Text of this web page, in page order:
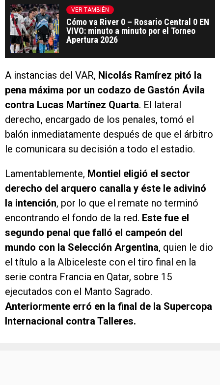
VER TAMBIÉN
Cómo va River 0 – Rosario Central 0 EN
VIVO: minuto a minuto por el Torneo
Apertura 2026
A instancias del VAR, Nicolás Ramírez pitó la
pena máxima por un codazo de Gastón Ávila
contra Lucas Martínez Quarta. El lateral
derecho, encargado de los penales, tomó el
balón inmediatamente después de que el árbitro
le comunicara su decisión a todo el estadio.
Lamentablemente, Montiel eligió el sector
derecho del arquero canalla y éste le adivinó
la intención, por lo que el remate no terminó
encontrando el fondo de la red. Este fue el
segundo penal que falló el campeón del
mundo con la Selección Argentina, quien le dio
el título a la Albiceleste con el tiro final en la
serie contra Francia en Qatar, sobre 15
ejecutados con el Manto Sagrado.
Anteriormente erró en la final de la Supercopa
Internacional contra Talleres.